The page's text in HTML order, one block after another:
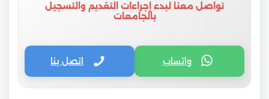
تواصل معنا لبدء إجراءات التقديم والتسجيل
بالجامعات
واتساب اتصل بنا